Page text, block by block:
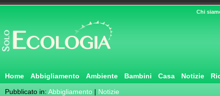
Chi
Home Abbigliamento Ambiente Bambini Casa Notizie
Pubblicato in: Abbigliamento | Notizie